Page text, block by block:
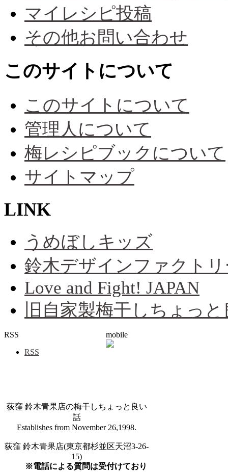
マイレシピ投稿
その他お問い合わせ
このサイトについて
このサイトについて
管理人について
梅レシピブックについて
サイトマップ
LINK
うめぼしキッズ
鈴木デザインファクト
Love and Fight! JAPAN
旧自家製梅干しちょっ
RSS
RSS
mobile
荻窪 鈴木青果店の梅干しちょっと良い
話
Establishes from November 26,1998.
荻窪 鈴木青果店(東京都杉並区天沼3-26-
15)
※電話による質問は受付けており